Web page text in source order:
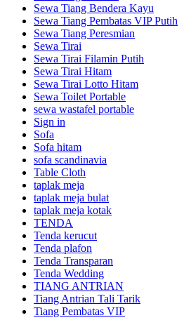
Sewa Tiang Bendera Kayu
Sewa Tiang Pembatas VIP Putih
Sewa Tiang Peresmian
Sewa Tirai
Sewa Tirai Filamin Putih
Sewa Tirai Hitam
Sewa Tirai Lotto Hitam
Sewa Toilet Portable
sewa wastafel portable
Sign in
Sofa
Sofa hitam
sofa scandinavia
Table Cloth
taplak meja
taplak meja bulat
taplak meja kotak
TENDA
Tenda kerucut
Tenda plafon
Tenda Transparan
Tenda Wedding
TIANG ANTRIAN
Tiang Antrian Tali Tarik
Tiang Pembatas VIP